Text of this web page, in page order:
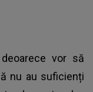
vor să
nu au suficienți